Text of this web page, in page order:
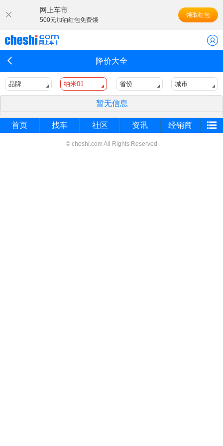
网上车市
500元加油红包免费领
领取红包
降价大全
品牌 纳米01 省份 城市
暂无信息
首页 找车 社区 资讯 经销商
© cheshi.com All Rights Reserved